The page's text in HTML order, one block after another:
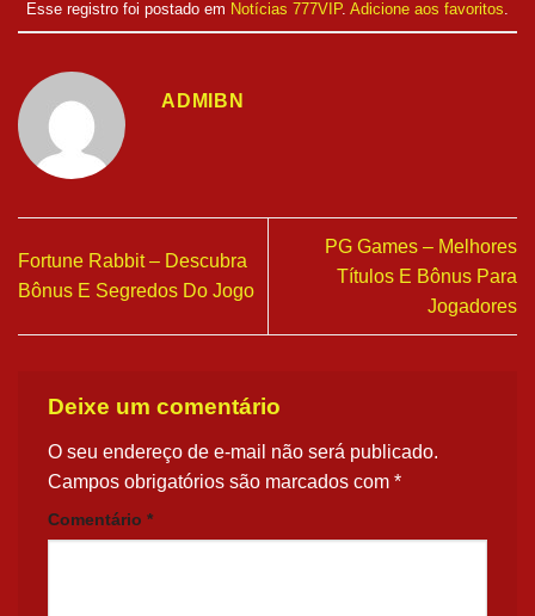
Esse registro foi postado em Notícias 777VIP. Adicione aos favoritos
ADMIBN
Fortune Rabbit – Descubra
Bônus E Segredos Do Jogo
PG Games – Melhores
Títulos E Bônus Para
Jogadores
Deixe um comentário
O seu endereço de e-mail não será publicado.
Campos obrigatórios são marcados com *
Comentário *